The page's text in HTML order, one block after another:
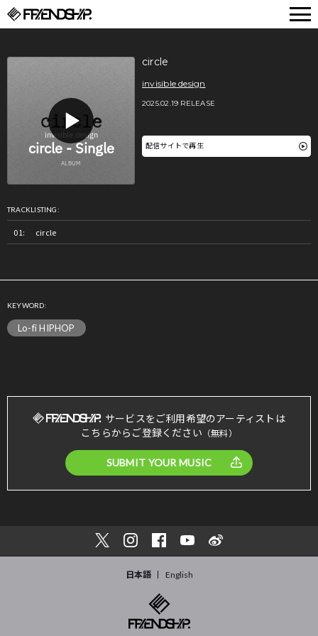
circle
invisible design
2025.02.19 RELEASE
配信サイトで再生
TRACKLISTING:
circle
KEYWORD:
Lo-fi HIPHOP
サービスをご利用希望のアーティストは
こちらからご登録ください （無料）
SUBMIT YOUR MUSIC
日本語 English